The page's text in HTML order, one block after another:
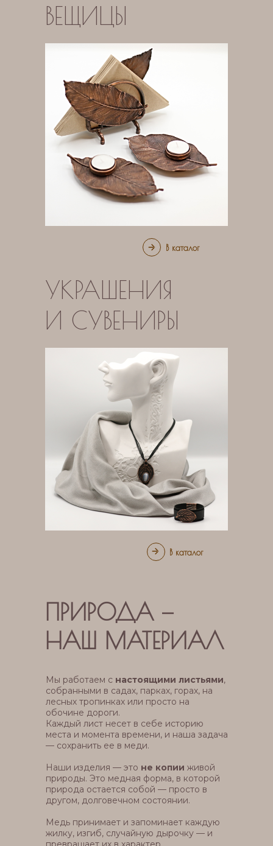
ВЕЩИЦЫ
УКРАШЕНИЯ
И СУВЕНИРЫ
В каталог
В каталог
ПРИРОДА —
НАШ МАТЕРИАЛ
Мы работаем с настоящими листьями,
собранными в садах, парках, горах, на
лесных тропинках или просто на
обочине дороги.
Каждый лист несет в себе историю
места и момента времени, и наша задача
— сохранить ее в меди.
Наши изделия — это не копии живой
природы. Это медная форма, в которой
природа остается собой — просто в
другом, долговечном состоянии.
Медь принимает и запоминает каждую
жилку, изгиб, случайную дырочку — и